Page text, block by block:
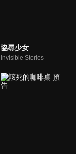
協尋少女
Invisible Stories